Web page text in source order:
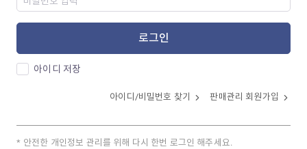
로그인
아이디 저장
아이디/비밀번호 찾기 판매관리 회원가입
안전한 개인정보 관리를 위해 다시 한번 로그인 해주세요.